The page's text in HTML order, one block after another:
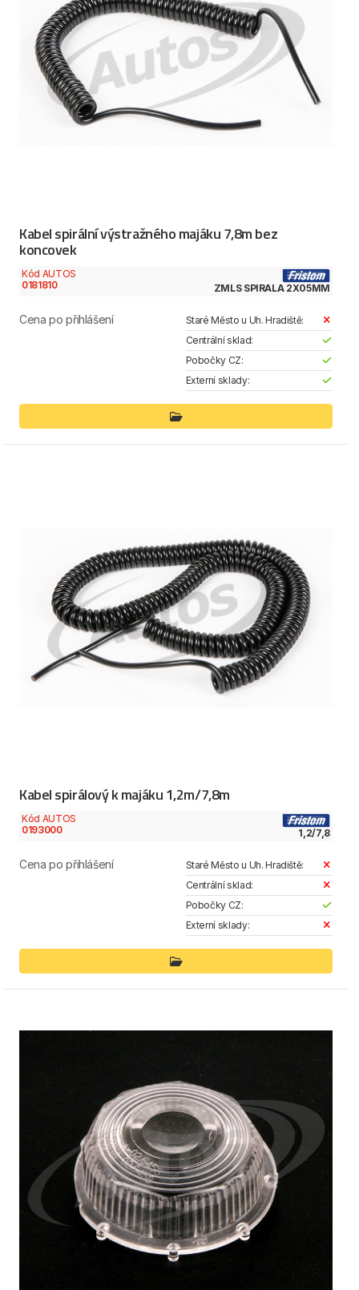
Kabel spirální výstražného majáku 7,8m bez
koncovek
Kód AUTOS
0181810
ZMLS SPIRALA 2X05MM
Cena po přihlášení
Staré Město u Uh. Hradiště:
Centrální sklad:
Pobočky CZ:
Externí sklady:
Kabel spirálový k majáku 1,2m/7,8m
Kód AUTOS
0193000
1,2/7,8
Cena po přihlášení
Staré Město u Uh. Hradiště:
Centrální sklad:
Pobočky CZ:
Externí sklady: